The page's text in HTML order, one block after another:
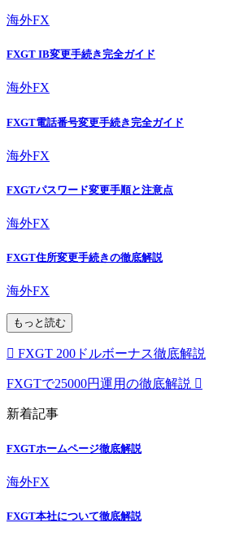
海外FX
FXGT IB変更手続き完全ガイド
海外FX
FXGT電話番号変更手続き完全ガイド
海外FX
FXGTパスワード変更手順と注意点
海外FX
FXGT住所変更手続きの徹底解説
海外FX
もっと読む
FXGT 200ドルボーナス徹底解説
FXGTで25000円運用の徹底解説
新着記事
FXGTホームページ徹底解説
海外FX
FXGT本社について徹底解説